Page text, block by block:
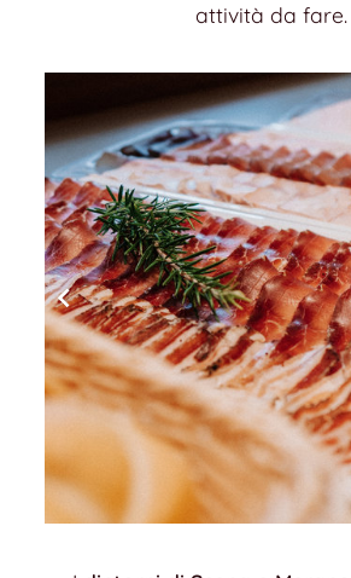
attività da fare.